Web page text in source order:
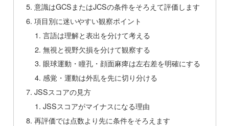
意識はGCSまたはJCSの条件をそろえて評価します
項目別に迷いやすい観察ポイント
言語は理解と表出を分けて考える
無視と視野欠損を分けて観察する
眼球運動・瞳孔・顔面麻痺は左右差を明確にする
感覚・運動は外乱を先に切り分ける
JSSスコアの見方
JSSスコアがマイナスになる理由
再評価では点数より先に条件をそろえます